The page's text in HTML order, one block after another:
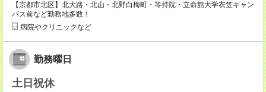
【京都市北区】北大路・北山・北野白梅町・等持院・立命館大学衣笠キャン
パス前など勤務地多数！
病院やクリニックなど
勤務曜日
土日祝休